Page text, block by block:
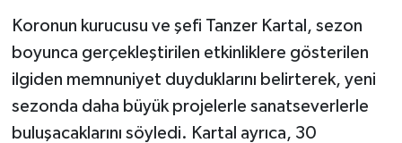
Koronun kurucusu ve şefi Tanzer Kartal, sezon
boyunca gerçekleştirilen etkinliklere gösterilen
ilgiden memnuniyet duyduklarını belirterek, yeni
sezonda daha büyük projelerle sanatseverlerle
buluşacaklarını söyledi. Kartal ayrıca, 30